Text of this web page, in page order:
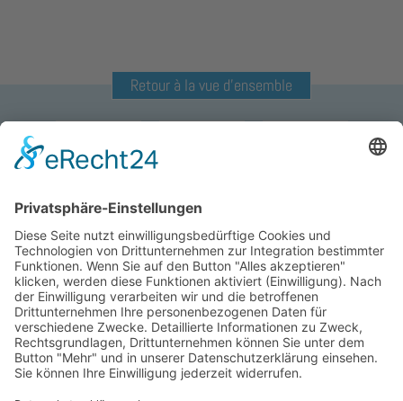
Retour à la vue d'ensemble
Champagner
750ml
Champagner
1500ml
Champagner
3000ml